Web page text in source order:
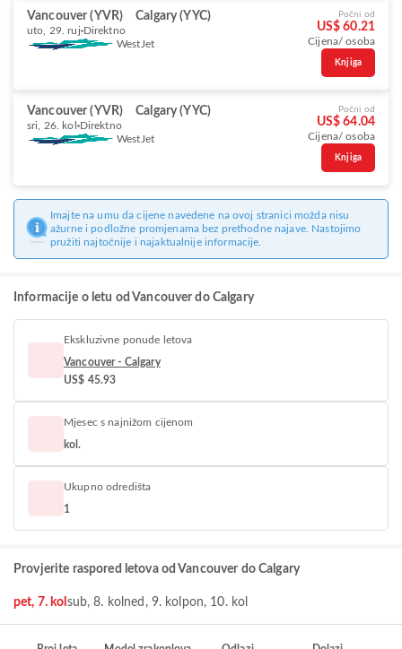
Vancouver (YVR) Calgary (YYC)
uto, 29. ruj Direktno
WestJet
Počni od
US$ 60.21
Cijena/ osoba
Knjiga
Vancouver (YVR) Calgary (YYC)
sri, 26. kol Direktno
WestJet
Počni od
US$ 64.04
Cijena/ osoba
Knjiga
Imajte na umu da cijene navedene na ovoj stranici možda nisu
ažurne i podložne promjenama bez prethodne najave. Nastojimo
pružiti najtočnije i najaktualnije informacije.
Informacije o letu od Vancouver do Calgary
Ekskluzivne ponude letova
Vancouver - Calgary
US$ 45.93
Mjesec s najnižom cijenom
kol.
Ukupno odredišta
1
Provjerite raspored letova od Vancouver do Calgary
pet, 7. kol sub, 8. kol ned, 9. kol pon, 10. kol